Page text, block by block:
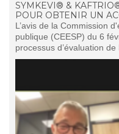
SYMKEVI® &
POUR OBTENIR UN
L’avis de la Commission
publique (CEESP) du 6
processus d’évaluation